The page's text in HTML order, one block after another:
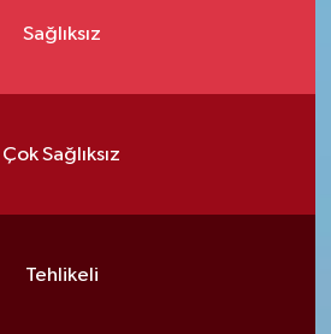
Sağlıksız
Çok Sağlıksız
Tehlikeli